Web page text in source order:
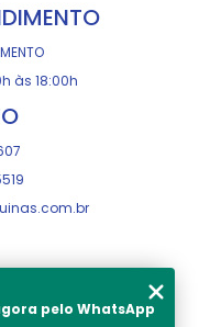
às 18:00h
pelo WhatsApp